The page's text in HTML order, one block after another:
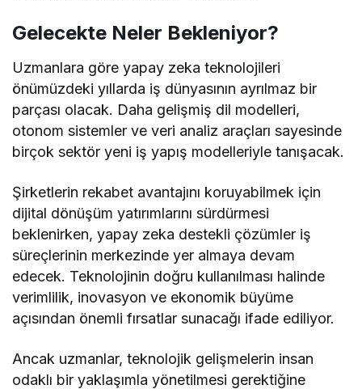
Gelecekte Neler Bekleniyor?
Uzmanlara göre yapay zeka teknolojileri
önümüzdeki yıllarda iş dünyasının ayrılmaz bir
parçası olacak. Daha gelişmiş dil modelleri,
otonom sistemler ve veri analiz araçları sayesinde
birçok sektör yeni iş yapış modelleriyle tanışacak.
Şirketlerin rekabet avantajını koruyabilmek için
dijital dönüşüm yatırımlarını sürdürmesi
beklenirken, yapay zeka destekli çözümler iş
süreçlerinin merkezinde yer almaya devam
edecek. Teknolojinin doğru kullanılması halinde
verimlilik, inovasyon ve ekonomik büyüme
açısından önemli fırsatlar sunacağı ifade ediliyor.
Ancak uzmanlar, teknolojik gelişmelerin insan
odaklı bir yaklaşımla yönetilmesi gerektiğine